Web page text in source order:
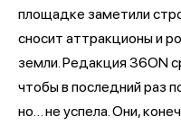
площадке заметили
сносит аттракционы и
земли. Редакция 36ON
чтобы в последний раз
но… не успела. Они,